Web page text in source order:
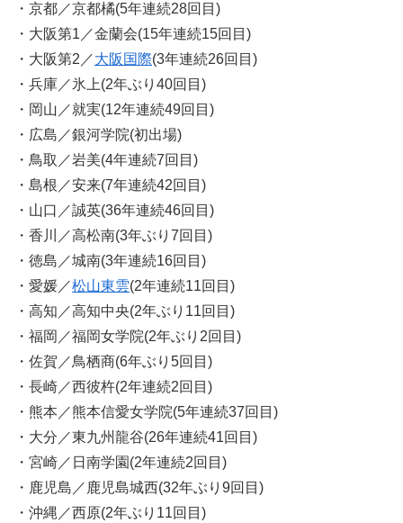
・京都／京都橘(5年連続28回目)
・大阪第1／金蘭会(15年連続15回目)
・大阪第2／大阪国際(3年連続26回目)
・兵庫／氷上(2年ぶり40回目)
・岡山／就実(12年連続49回目)
・広島／銀河学院(初出場)
・鳥取／岩美(4年連続7回目)
・島根／安来(7年連続42回目)
・山口／誠英(36年連続46回目)
・香川／高松南(3年ぶり7回目)
・徳島／城南(3年連続16回目)
・愛媛／松山東雲(2年連続11回目)
・高知／高知中央(2年ぶり11回目)
・福岡／福岡女学院(2年ぶり2回目)
・佐賀／鳥栖商(6年ぶり5回目)
・長崎／西彼杵(2年連続2回目)
・熊本／熊本信愛女学院(5年連続37回目)
・大分／東九州龍谷(26年連続41回目)
・宮崎／日南学園(2年連続2回目)
・鹿児島／鹿児島城西(32年ぶり9回目)
・沖縄／西原(2年ぶり11回目)